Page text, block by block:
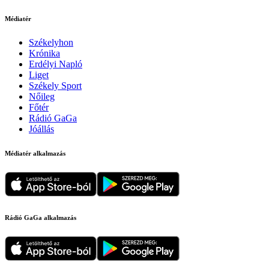
Médiatér
Székelyhon
Krónika
Erdélyi Napló
Liget
Székely Sport
Nőileg
Főtér
Rádió GaGa
Jóállás
Médiatér alkalmazás
Rádió GaGa alkalmazás